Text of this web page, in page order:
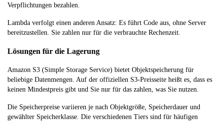
Verpflichtungen bezahlen.
Lambda verfolgt einen anderen Ansatz: Es führt Code aus, ohne Server
bereitzustellen. Sie zahlen nur für die verbrauchte Rechenzeit.
Lösungen für die Lagerung
Amazon S3 (Simple Storage Service) bietet Objektspeicherung für
beliebige Datenmengen. Auf der offiziellen S3-Preisseite heißt es, dass es
keinen Mindestpreis gibt und Sie nur für das zahlen, was Sie nutzen.
Die Speicherpreise variieren je nach Objektgröße, Speicherdauer und
gewählter Speicherklasse. Die verschiedenen Tiers sind für häufigen